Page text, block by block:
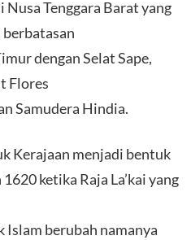
Tenggara Barat yang
dengan Selat Sape,
Flores
Samudera Hindia.
Kerajaan menjadi bentuk
ketika Raja La’kai yang
Islam berubah namanya